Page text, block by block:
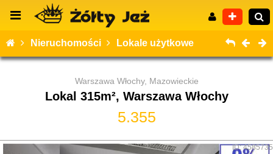
Wyszukiwanie zaawansowane
Nieruchomości Lokale użytkowe
Warszawa Włochy, Mazowieckie
Lokal 315m², Warszawa Włochy
5.355
ID: 4585735